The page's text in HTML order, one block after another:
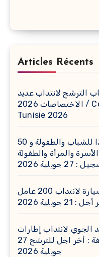
Articles Récents
الترشح لانتداب عديد
الاختصاصات 2026 / Concours BT Banque de
Tunisie 2026
مناظرة انتداب 120 أستاذًا للشباب والطفولة و 50
والمرأة والطفولة
2026
مناظرة شركة تونس الطرقات السيارة لانتداب 200 عامل
2026
الجوي لانتداب إطارات
وأعوان في اختصاصات مختلفة : أخر اجل للترشح 27
جويلية 2026